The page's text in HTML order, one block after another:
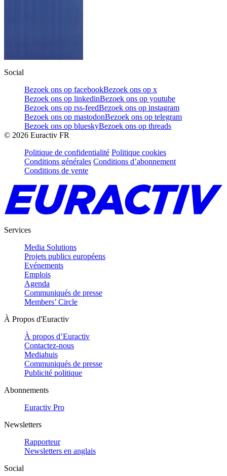
Social
Bezoek ons op facebookBezoek ons op x
Bezoek ons op linkedinBezoek ons op youtube
Bezoek ons op rss-feedBezoek ons op instagram
Bezoek ons op mastodonBezoek ons op telegram
Bezoek ons op blueskyBezoek ons op threads
© 2026 Euractiv FR
Politique de confidentialité Politique cookies
Conditions générales Conditions d’abonnement
Conditions de vente
Services
Media Solutions
Projets publics européens
Evénements
Emplois
Agenda
Communiqués de presse
Members’ Circle
À Propos d'Euractiv
À propos d’Euractiv
Contactez-nous
Mediahuis
Communiqués de presse
Publicité politique
Abonnements
Euractiv Pro
Newsletters
Rapporteur
Newsletters en anglais
Social